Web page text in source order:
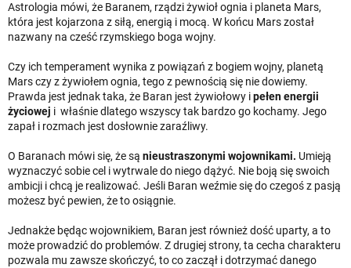
Astrologia mówi, że Baranem, rządzi żywioł ognia i planeta Mars,
która jest kojarzona z siłą, energią i mocą. W końcu Mars został
nazwany na cześć rzymskiego boga wojny.
Czy ich temperament wynika z powiązań z bogiem wojny, planetą
Mars czy z żywiołem ognia, tego z pewnością się nie dowiemy.
Prawda jest jednak taka, że Baran jest żywiołowy ipełen energii
życiowej i właśnie dlatego wszyscy tak bardzo go kochamy. Jego
zapał i rozmach jest dosłownie zaraźliwy.
O Baranach mówi się, że są nieustraszonymi wojownikami. Umieją
wyznaczyć sobie cel i wytrwale do niego dążyć. Nie boją się swoich
ambicji i chcą je realizować. Jeśli Baran weźmie się do czegoś z pasją
możesz być pewien, że to osiągnie.
Jednakże będąc wojownikiem, Baran jest również dość uparty, a to
może prowadzić do problemów. Z drugiej strony, ta cecha charakteru
pozwala mu zawsze skończyć, to co zaczął i dotrzymać danego